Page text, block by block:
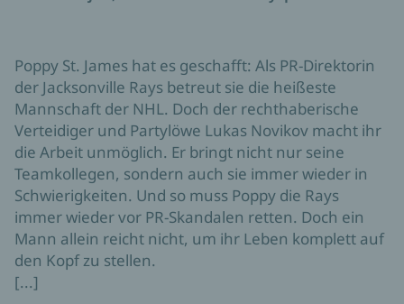
Poppy St. James hat es geschafft: Als PR-Direktorin
der Jacksonville Rays betreut sie die heißeste
Mannschaft der NHL. Doch der rechthaberische
Verteidiger und Partylöwe Lukas Novikov macht ihr
die Arbeit unmöglich. Er bringt nicht nur seine
Teamkollegen, sondern auch sie immer wieder in
Schwierigkeiten. Und so muss Poppy die Rays
immer wieder vor PR-Skandalen retten. Doch ein
Mann allein reicht nicht, um ihr Leben komplett auf
den Kopf zu stellen.
[...]